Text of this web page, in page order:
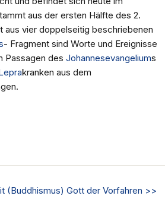
aus der ersten Hälfte des 2.
aus vier doppelseitig beschriebenen
- Fragment sind Worte und Ereignisse
Passagen des Johannesevangeliums
kranken aus dem
(Buddhismus) Gott der Vorfahren >>